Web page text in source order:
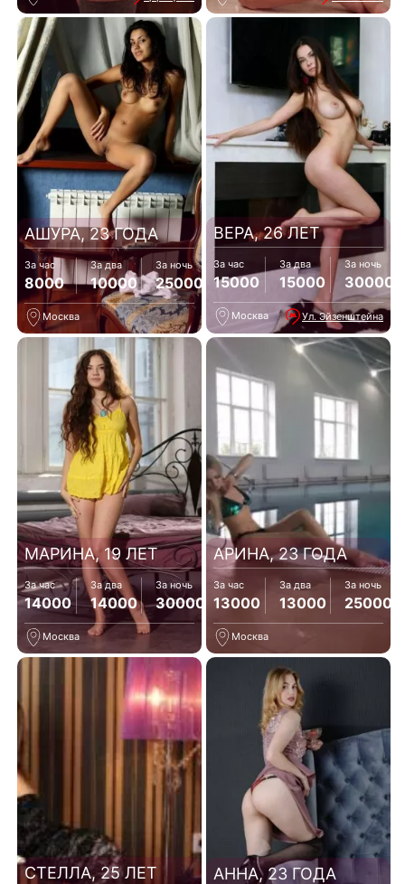
АШУРА, 23 ГОДА
За час
8000
За два
10000
За ночь
25000
Москва
ВЕРА, 26 ЛЕТ
За час
15000
За два
15000
За ночь
30000
Москва Ул. Эйзенштейна
МАРИНА, 19 ЛЕТ
За час
14000
За два
14000
За ночь
30000
Москва
АРИНА, 23 ГОДА
За час
13000
За два
13000
За ночь
25000
Москва
СТЕЛЛА, 25 ЛЕТ АННА, 23 ГОДА